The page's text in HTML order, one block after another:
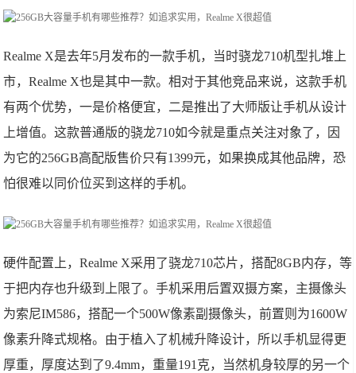
Realme X是去年5月发布的一款手机，当时骁龙710机型扎堆上
市，Realme X也是其中一款。相对于其他竞品来说，这款手机
有两个优势，一是价格便宜，二是推出了大师版让手机从设计
上增值。这款普通版的骁龙710如今就是重点关注对象了，因
为它的256GB高配版售价只有1399元，如果换成其他品牌，恐
怕很难以同价位买到这样的手机。
硬件配置上，Realme X采用了骁龙710芯片，搭配8GB内存，等
于把内存也升级到上限了。手机采用后置双摄方案，主摄像头
为索尼IM586，搭配一个500W像素副摄像头，前置则为1600W
像素升降式规格。由于植入了机械升降设计，所以手机显得更
厚重，厚度达到了9.4mm，重量191克，当然机身较厚的另一个